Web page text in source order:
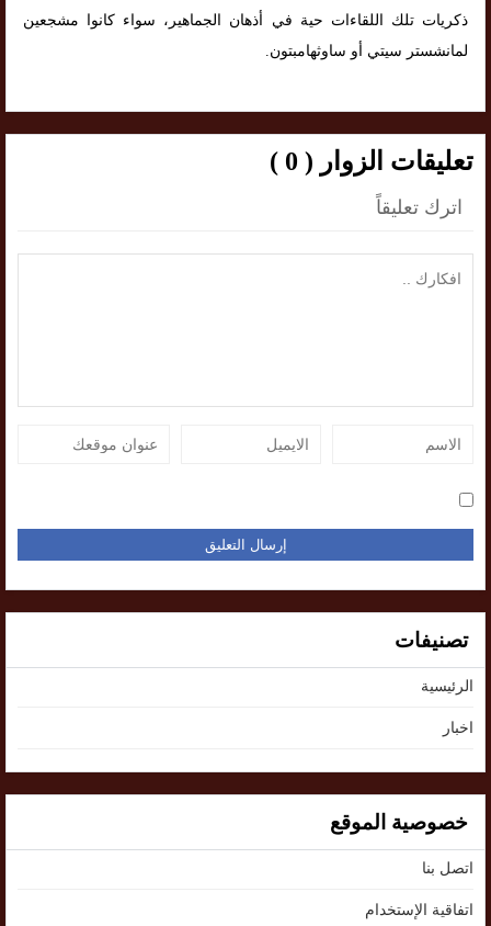
ذكريات تلك اللقاءات حية في أذهان الجماهير، سواء كانوا مشجعين
لمانشستر سيتي أو ساوثهامبتون.
تعليقات الزوار ( 0 )
اترك تعليقاً
تصنيفات
الرئيسية
اخبار
خصوصية الموقع
اتصل بنا
اتفاقية الإستخدام